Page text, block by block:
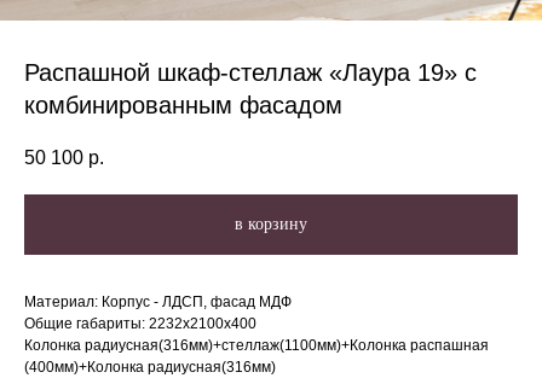
Распашной шкаф-стеллаж «Лаура 19» с
комбинированным фасадом
50 100 р.
в корзину
Материал: Корпус - ЛДСП, фасад МДФ
Общие габариты: 2232х2100х400
Колонка радиусная(316мм)+стеллаж(1100мм)+Колонка распашная
(400мм)+Колонка радиусная(316мм)